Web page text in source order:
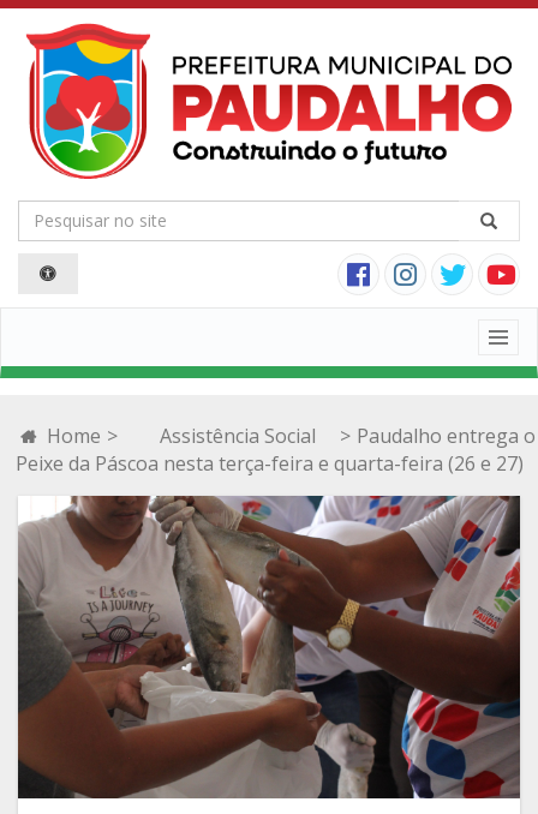
Home > Assistência Social > Paudalho entrega o
Peixe da Páscoa nesta terça-feira e quarta-feira (26 e 27)